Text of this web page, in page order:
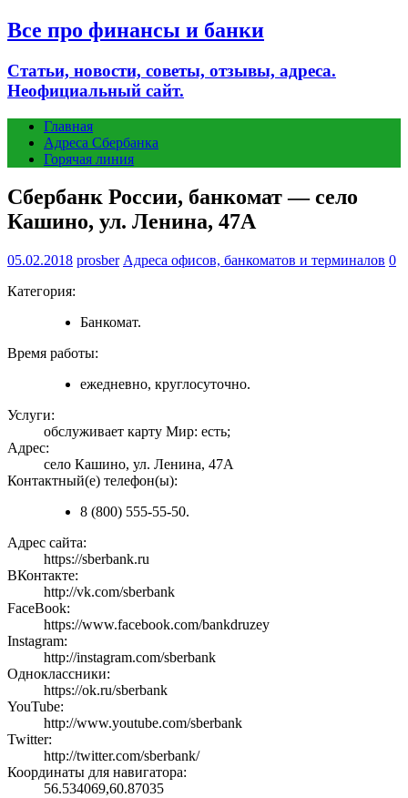
Все про финансы и банки
Статьи, новости, советы, отзывы, адреса.
Неофициальный сайт.
Главная
Адреса Сбербанка
Горячая линия
Сбербанк России, банкомат — село
Кашино, ул. Ленина, 47А
05.02.2018 prosber Адреса офисов, банкоматов и терминалов 0
Категория:
Банкомат.
Время работы:
ежедневно, круглосуточно.
Услуги:
обслуживает карту Мир: есть;
Адрес:
село Кашино, ул. Ленина, 47А
Контактный(е) телефон(ы):
8 (800) 555-55-50.
Адрес сайта:
https://sberbank.ru
ВКонтакте:
http://vk.com/sberbank
FaceBook:
https://www.facebook.com/bankdruzey
Instagram:
http://instagram.com/sberbank
Одноклассники:
https://ok.ru/sberbank
YouTube:
http://www.youtube.com/sberbank
Twitter:
http://twitter.com/sberbank/
Координаты для навигатора:
56.534069,60.87035